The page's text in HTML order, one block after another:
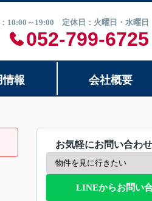
10:00～19:00 定休日：火曜日・水曜日
052-799-6725
情報 会社概要
お気軽にお問い合わ
LINEからお問い